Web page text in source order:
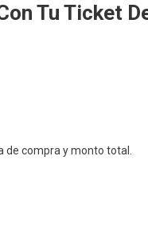
Tu Ticket
compra y monto total.